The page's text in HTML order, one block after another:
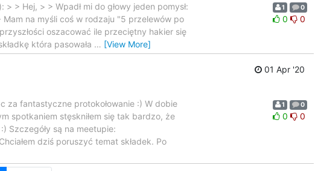
> Hej, > > Wpadł mi do głowy jeden pomysł:
Mam na myśli coś w rodzaju "5 przelewów po
oszacować ile przeciętny hakier się
która pasowała … [View More]
1 0
0 0
01 Apr '20
za fantastyczne protokołowanie :) W dobie
spotkaniem stęskniłem się tak bardzo, że
Szczegóły są na meetupie:
Chciałem dziś poruszyć temat składek. Po
1 0
0 0